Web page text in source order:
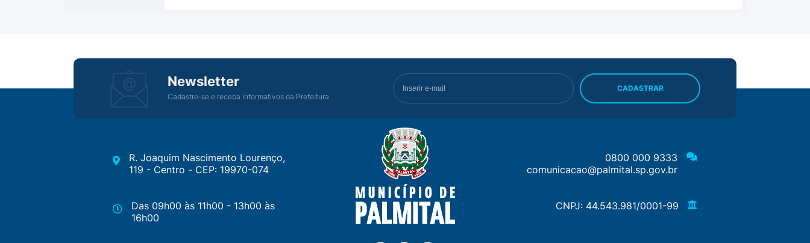
Newsletter
Cadastre-se e receba informativos da Prefeitura
CADASTRAR
0800 000 9333
comunicacao@palmital.sp.gov.br
R. Joaquim Nascimento Lourenço,
119 - Centro - CEP: 19970-074
CNPJ: 44.543.981/0001-99
Das 09h00 às 11h00 - 13h00 às
16h00